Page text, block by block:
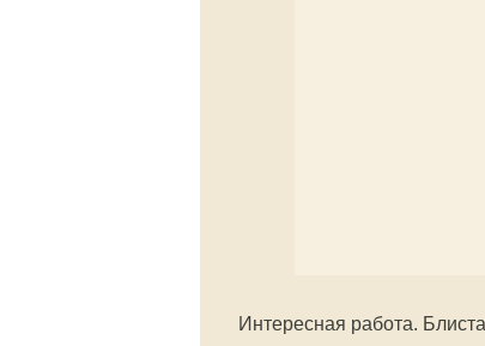
Интересная работа.